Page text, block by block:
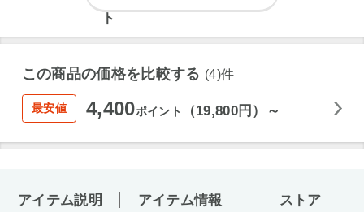
この商品の価格を比較する (4)件
最安値 4,400ポイント （19,800円）～
アイテム説明 アイテム情報 ストア